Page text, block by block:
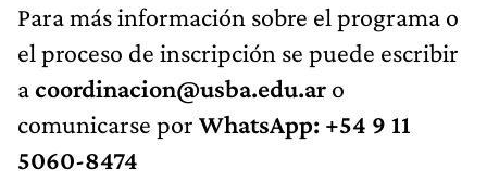
Para más información sobre el programa o
el proceso de inscripción se puede escribir
acoordinacion@usba.edu.ar o
comunicarse por WhatsApp: +54 9 11
5060-8474